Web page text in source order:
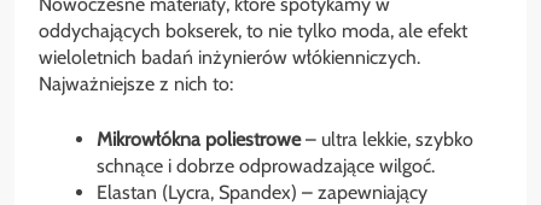
oddychających bokserek, to nie tylko moda, ale efekt
wieloletnich badań inżynierów włókienniczych.
Najważniejsze z nich to:
Mikrowłókna poliestrowe– ultra lekkie, szybko
schnące i dobrze odprowadzające wilgoć.
Elastan (Lycra, Spandex) – zapewniający